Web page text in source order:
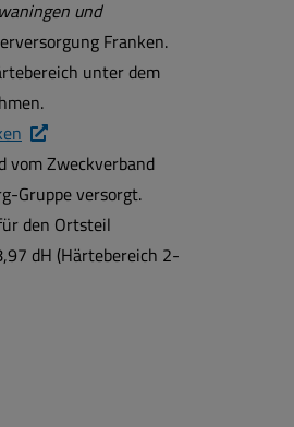
und
Franken.
unter dem
vom Zweckverband
Gruppe versorgt.
den Ortsteil
dH (Härtebereich 2-